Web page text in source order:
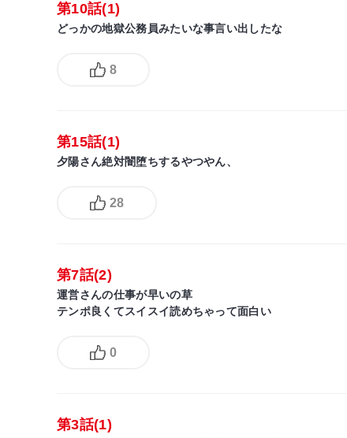
第10話(1)
どっかの地獄公務員みたいな事言い出したな
8
第15話(1)
夕陽さん絶対闇堕ちするやつやん、
28
第7話(2)
運営さんの仕事が早いの草
テンポ良くてスイスイ読めちゃって面白い
0
第3話(1)